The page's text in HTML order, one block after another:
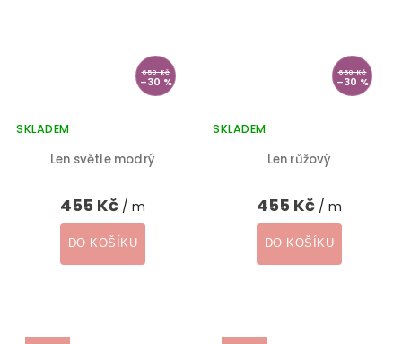
650 Kč
–30 %
Len světle modrý
SKLADEM
455 Kč / m
DO KOŠÍKU
650 Kč
–30 %
Len růžový
SKLADEM
455 Kč / m
DO KOŠÍKU